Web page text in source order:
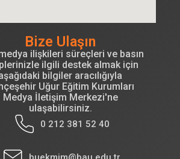
Bize Ulaşın
ilişkileri süreçleri ve basın
ilgili destek almak için
bilgiler aracılığıyla
Uğur Eğitim Kurumları
Medya İletişim Merkezi'ne
ulaşabilirsiniz.
0 212 381 52 40